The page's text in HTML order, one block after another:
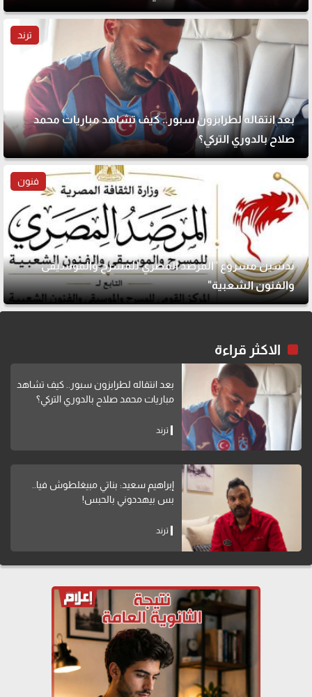
ترند
بعد انتقاله لطرابزون سبور.. كيف تشاهد مباريات محمد
صلاح بالدوري التركي؟
فنون
تدشين مشروع "المرصد المصري للمسرح والموسيقى
والفنون الشعبية"
الاكثر قراءة
بعد انتقاله لطرابزون سبور.. كيف تشاهد
مباريات محمد صلاح بالدوري التركي؟
ترند
إبراهيم سعيد: بناتي مبيغلطوش فيا..
بس بيهددوني بالحبس!
ترند